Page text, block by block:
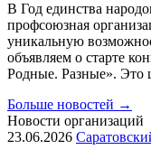
В Год единства
профсоюзная
уникальную
объявляем о старте
Родные. Разные». Это
Больше новостей →
Новости организаций
23.06.2026